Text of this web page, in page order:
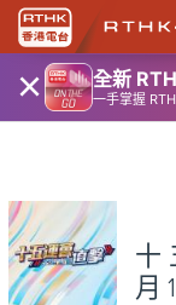
× 全新
一手掌握
十
月